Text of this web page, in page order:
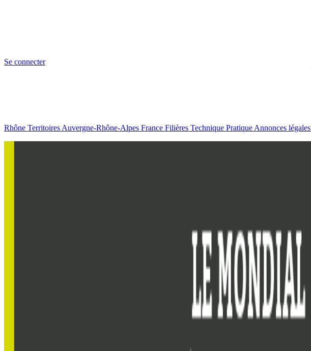
Se connecter
Rhône Territoires Auvergne-Rhône-Alpes France Filières Technique Pratique Annonces légales